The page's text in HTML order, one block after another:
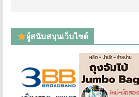
ผู้สนับสนุนเว็บไซต์